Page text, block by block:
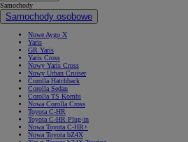
Samochody
Samochody osobowe
Nowe Aygo X
Yaris
GR Yaris
Yaris Cross
Nowy Yaris Cross
Nowy Urban Cruiser
Corolla Hatchback
Corolla Sedan
Corolla TS Kombi
Nowa Corolla Cross
Toyota C-HR
Toyota C-HR Plug-in
Nowa Toyota C-HR+
Nowa Toyota bZ4X